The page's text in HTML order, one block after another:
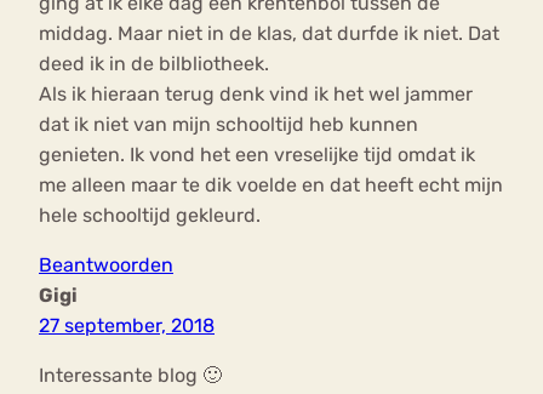
middag. Maar niet in de klas, dat durfde ik niet. Dat
deed ik in de bilbliotheek.
Als ik hieraan terug denk vind ik het wel jammer
dat ik niet van mijn schooltijd heb kunnen
genieten. Ik vond het een vreselijke tijd omdat ik
me alleen maar te dik voelde en dat heeft echt mijn
hele schooltijd gekleurd.
Beantwoorden
Gigi
27 september, 2018
Interessante blog 🙂